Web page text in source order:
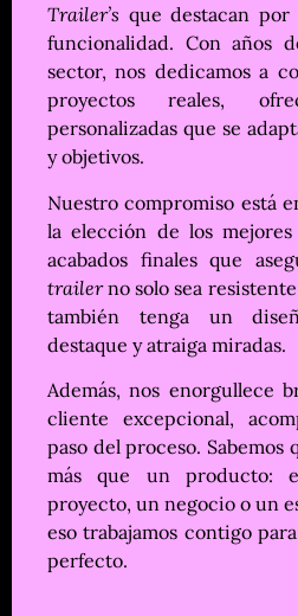
Trailer’s que destacan
funcionalidad. Con años
sector, nos dedicamos a
proyectos reales,
personalizadas que se
y objetivos.
Nuestro compromiso está
la elección de los mejores
acabados finales que
trailerno solo sea
también tenga un
destaque y atraiga miradas.
Además, nos enorgullece
cliente excepcional,
paso del proceso. Sabemos
más que un producto:
proyecto, un negocio o un
eso trabajamos contigo
perfecto.